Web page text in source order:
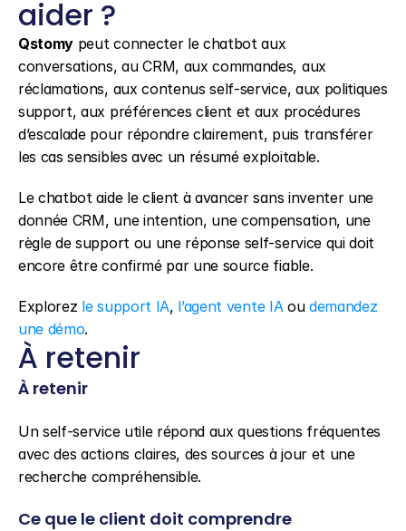
aider ?
Qstomy peut connecter le chatbot aux
conversations, au CRM, aux commandes, aux
réclamations, aux contenus self-service, aux politiques
support, aux préférences client et aux procédures
d’escalade pour répondre clairement, puis transférer
les cas sensibles avec un résumé exploitable.
Le chatbot aide le client à avancer sans inventer une
donnée CRM, une intention, une compensation, une
règle de support ou une réponse self-service qui doit
encore être confirmé par une source fiable.
Explorez le support IA, l’agent vente IA ou demandez
une démo.
À retenir
À retenir
Un self-service utile répond aux questions fréquentes
avec des actions claires, des sources à jour et une
recherche compréhensible.
Ce que le client doit comprendre